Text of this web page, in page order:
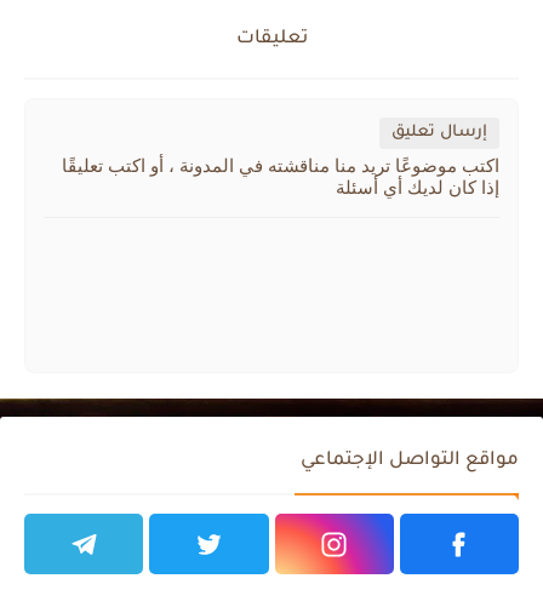
تعليقات
إرسال تعليق
اكتب موضوعًا تريد منا مناقشته في المدونة ، أو اكتب تعليقًا
إذا كان لديك أي أسئلة
مواقع التواصل الإجتماعي